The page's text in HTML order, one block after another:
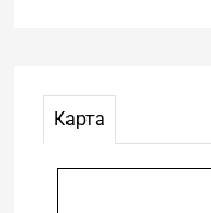
Карта